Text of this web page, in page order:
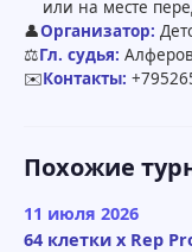
или на месте
👤Организатор:
⚖️Гл. судья:
✉️Контакты:
Похожие
11 июля 2026
64 клетки x Rep